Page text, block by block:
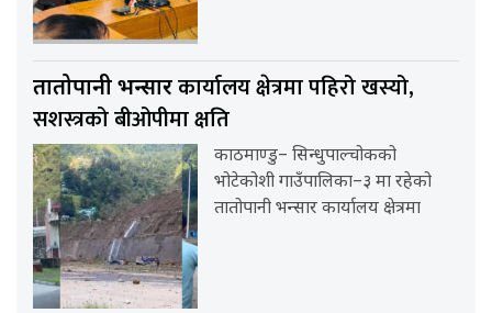
तातोपानी भन्सारकार्यालय क्षेत्रमा पहिरो खस्यो,
सशस्त्रको बीओपीमा क्षति
काठमाण्डु– सिन्धुपाल्चोकको
भोटेकोशी गाउँपालिका–३ मा रहेको
तातोपानी भन्सार कार्यालय क्षेत्रमा